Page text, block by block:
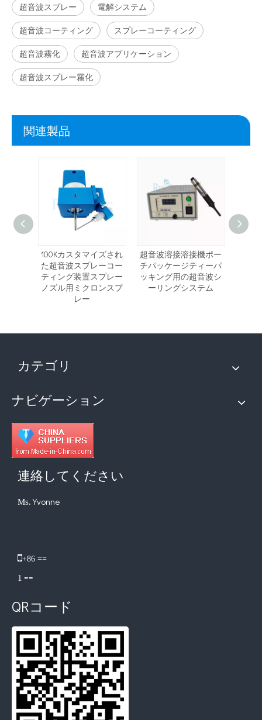
超音波スプレー 電解システム
超音波コーティング スプレーコーティング
超音波霧化 超音波アプリケーション
超音波スプレー霧化
関連製品
100Kカスタマイズされ
た超音波スプレーコー
ティング装置スプレー
ノズル用ミクロンスプ
レー
超音波溶接溶接機ポー
チパッケージティーパ
ッキング用の超音波シ
ーリングシステム
カテゴリ
ナビゲーション
連絡してください
Ms. Yvonne
+86 ==
1 ==
QRコード